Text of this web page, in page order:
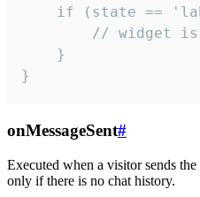
if (state ==
// widget
    }
}
onMessageSent#
Executed when a visitor sends
only if there is no chat history.